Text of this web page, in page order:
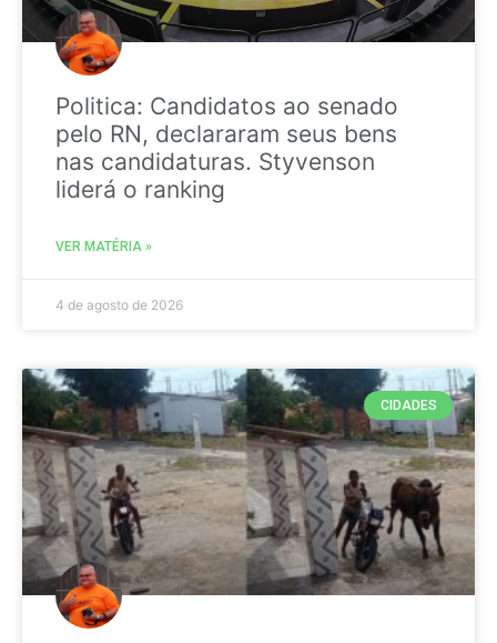
Politica: Candidatos ao senado
pelo RN, declararam seus bens
nas candidaturas. Styvenson
liderá o ranking
VER MATÉRIA »
4 de agosto de 2026
CIDADES